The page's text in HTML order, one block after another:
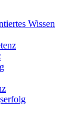
Wissen